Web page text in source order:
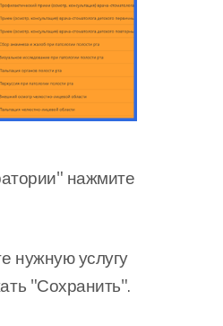
нажмите
нужную услугу
"Сохранить".